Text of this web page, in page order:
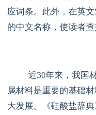
应词条。此外，在英
的中文名称，使读者查
近30年来，我国
属材料是重要的基础
大发展。《硅酸盐辞